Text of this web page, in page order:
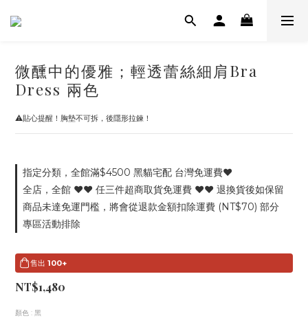
微醺中的優雅；輕透蕾絲細肩Bra
Dress 兩色
⚠️貼心提醒！胸墊不可拆，後隱形拉鍊！
指定分類，全館滿$4500 黑貓宅配 台灣免運費♥
全店，全館 ♥♥ 任三件超商取貨免運費 ♥♥ 退換貨後如保留
商品未達免運門檻，將會從退款金額扣除運費 (NT$70) 部分
專區活動排除
售出 100+
NT$1,480
顏色 : 黑